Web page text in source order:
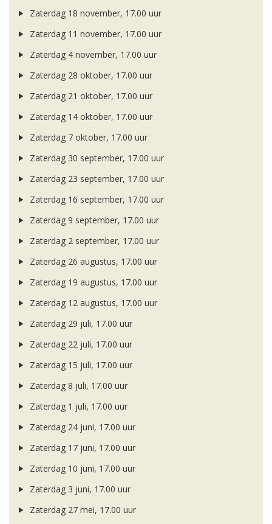
Zaterdag 18 november, 17.00 uur
Zaterdag 11 november, 17.00 uur
Zaterdag 4 november, 17.00 uur
Zaterdag 28 oktober, 17.00 uur
Zaterdag 21 oktober, 17.00 uur
Zaterdag 14 oktober, 17.00 uur
Zaterdag 7 oktober, 17.00 uur
Zaterdag 30 september, 17.00 uur
Zaterdag 23 september, 17.00 uur
Zaterdag 16 september, 17.00 uur
Zaterdag 9 september, 17.00 uur
Zaterdag 2 september, 17.00 uur
Zaterdag 26 augustus, 17.00 uur
Zaterdag 19 augustus, 17.00 uur
Zaterdag 12 augustus, 17.00 uur
Zaterdag 29 juli, 17.00 uur
Zaterdag 22 juli, 17.00 uur
Zaterdag 15 juli, 17.00 uur
Zaterdag 8 juli, 17.00 uur
Zaterdag 1 juli, 17.00 uur
Zaterdag 24 juni, 17.00 uur
Zaterdag 17 juni, 17.00 uur
Zaterdag 10 juni, 17.00 uur
Zaterdag 3 juni, 17.00 uur
Zaterdag 27 mei, 17.00 uur